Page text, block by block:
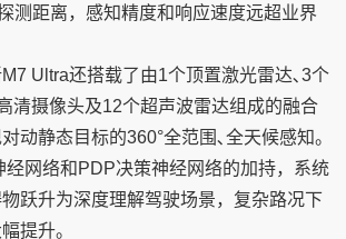
测距离，感知精度和响应速度远超业界
Ultra还搭载了由1个顶置激光雷达､3个
清摄像头及12个超声波雷达组成的融合
动静态目标的360°全范围､全天候感知。
经网络和PDP决策神经网络的加持，系统
跃升为深度理解驾驶场景，复杂路况下
提升。